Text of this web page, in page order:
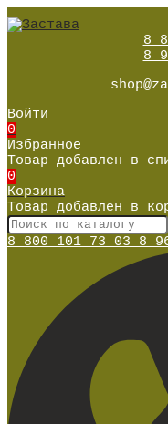
8
8
Войти
0
Избранное
Товар добавлен в
0
Корзина
Товар добавлен в
8 800 101 73 03 8